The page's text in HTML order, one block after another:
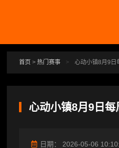
首页 > 热门赛事 > 心动小镇8月9日
心动小镇8月9日
日期： 2026-05-06